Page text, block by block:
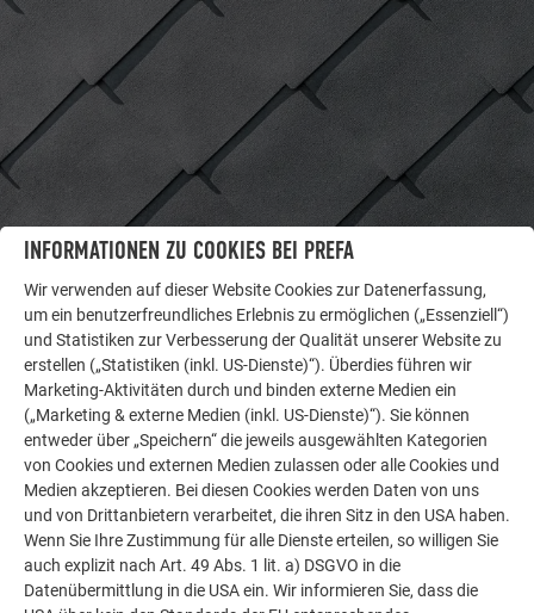
LASSEN SIE SICH INSPIRIEREN
WEITERE OBJEKTE
Die PREFA Referenzgalerie zeigt, wie vielseitig
Aluminium eingesetzt werden kann. Entdecken Sie
weitere beeindruckende Projekte mit den langlebigen
PREFA Aluminiumlösungen für Dach, Solar und
Fassade.
MEHR REFERENZEN ANSEHEN
INFORMATIONEN ZU COOKIES BEI PREFA
Wir verwenden auf dieser Website Cookies zur Datenerfassung,
um ein benutzerfreundliches Erlebnis zu ermöglichen („Essenziell“)
und Statistiken zur Verbesserung der Qualität unserer Website zu
erstellen („Statistiken (inkl. US-Dienste)“). Überdies führen wir
Marketing-Aktivitäten durch und binden externe Medien ein
(„Marketing & externe Medien (inkl. US-Dienste)“). Sie können
entweder über „Speichern“ die jeweils ausgewählten Kategorien
von Cookies und externen Medien zulassen oder alle Cookies und
Medien akzeptieren. Bei diesen Cookies werden Daten von uns
und von Drittanbietern verarbeitet, die ihren Sitz in den USA haben.
Wenn Sie Ihre Zustimmung für alle Dienste erteilen, so willigen Sie
auch explizit nach Art. 49 Abs. 1 lit. a) DSGVO in die
Datenübermittlung in die USA ein. Wir informieren Sie, dass die